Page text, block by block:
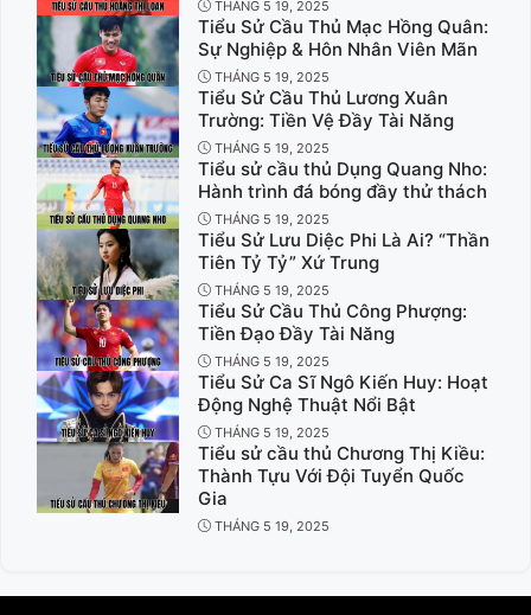
THÁNG 5 19, 2025
Tiểu Sử Cầu Thủ Mạc Hồng Quân:
Sự Nghiệp & Hôn Nhân Viên Mãn
THÁNG 5 19, 2025
Tiểu Sử Cầu Thủ Lương Xuân
Trường: Tiền Vệ Đầy Tài Năng
THÁNG 5 19, 2025
Tiểu sử cầu thủ Dụng Quang Nho:
Hành trình đá bóng đầy thử thách
THÁNG 5 19, 2025
Tiểu Sử Lưu Diệc Phi Là Ai? “Thần
Tiên Tỷ Tỷ” Xứ Trung
THÁNG 5 19, 2025
Tiểu Sử Cầu Thủ Công Phượng:
Tiền Đạo Đầy Tài Năng
THÁNG 5 19, 2025
Tiểu Sử Ca Sĩ Ngô Kiến Huy: Hoạt
Động Nghệ Thuật Nổi Bật
THÁNG 5 19, 2025
Tiểu sử cầu thủ Chương Thị Kiều:
Thành Tựu Với Đội Tuyển Quốc
Gia
THÁNG 5 19, 2025